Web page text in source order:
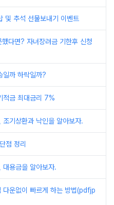
및 추석 선물보내기 이벤트
다면? 자녀장려금 기한후 신청
일까 하락일까?
적금 최대금리 7%
조기상환과 낙인을 알아보자.
점 정리
용금을 알아보자.
다운없이 빠르게 하는 방법(pdfjp